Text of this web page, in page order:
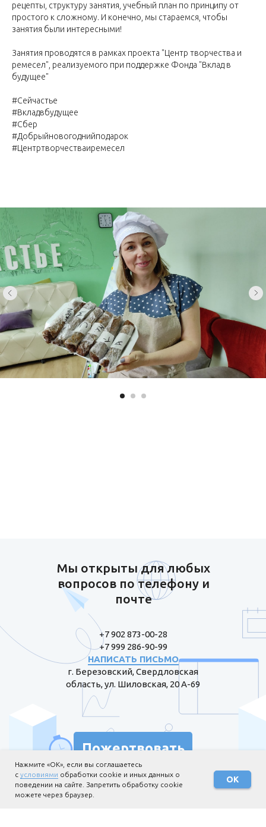
рецепты, структуру занятия, учебный план по принципу от
простого к сложному. И конечно, мы стараемся, чтобы
занятия были интересными!
Занятия проводятся в рамках проекта "Центр творчества и
ремесел", реализуемого при поддержке Фонда "Вклад в
будущее"
#Сейчастье
#Вкладвбудущее
#Сбер
#Добрыйновогоднийподарок
#Центртворчестваиремесел
Нажмите «ОК», если вы соглашаетесь
с условиями обработки cookie и иных данных о
поведении на сайте. Запретить обработку cookie
можете через браузер.
ОК
Мы открыты для любых
вопросов по телефону и
почте
+7 902 873-00-28
+7 999 286-90-99
НАПИСАТЬ ПИСЬМО
г. Березовский, Свердловская
область, ул. Шиловская, 20 А-69
Пожертвовать